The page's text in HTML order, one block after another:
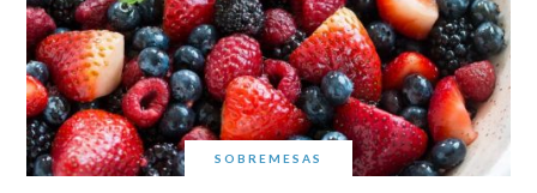
SOBREMESAS